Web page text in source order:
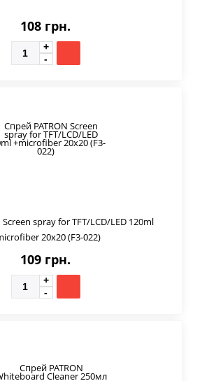
108 грн.
Screen spray for TFT/LCD/LED 120ml
20х20 (F3-022)
109 грн.